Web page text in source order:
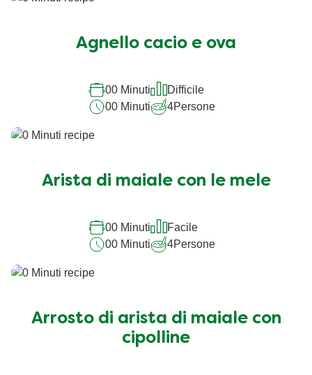
Agnello cacio e ova
00 Minuti
Difficile
00 Minuti
4Persone
Arista di maiale con le mele
00 Minuti
Facile
00 Minuti
4Persone
Arrosto di arista di maiale con
cipolline